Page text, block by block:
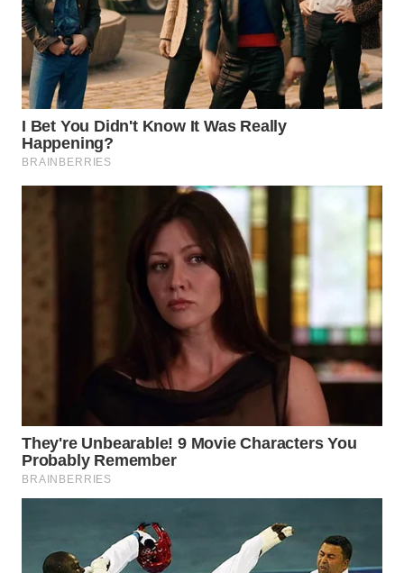
TAPANULI
SELATAN
WN
TANJUNG
LESUNG
WN
KARO
TAPANULI
WN DELI
SERDANG
TINGGI